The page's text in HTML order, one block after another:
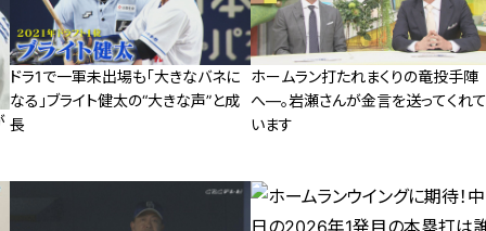
ドラ1で一軍未出場も「大きなバネに
なる」ブライト健太の“大きな声”と成
長
ホームラン打たれまくりの竜投手陣
へ―。岩瀬さんが金言を送ってくれて
います